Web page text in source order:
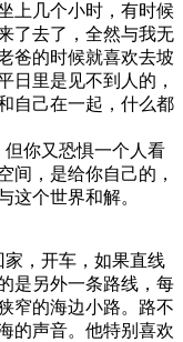
上几个小时，有时候
了去了，全然与我无
爸的时候就喜欢去坡
日里是见不到人的，
自己在一起，什么都
你又恐惧一个人看
间，是给你自己的，
这个世界和解。
，开车，如果直线
是另外一条路线，每
窄的海边小路。路不
的声音。他特别喜欢